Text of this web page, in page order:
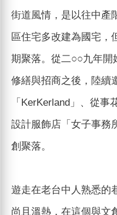
街道風情，是以往中產
區住宅多改建為國宅，
期聚落。從二○○九年開
修繕與招商之後，陸續
「KerKerland」、從
設計服飾店「女子事務
創聚落。
遊走在老台中人熟悉的
尚且溫熱，在這個與文